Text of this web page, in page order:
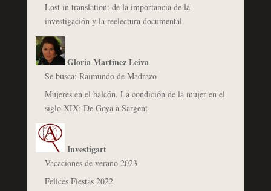
Lost in translation: de la importancia de la
investigación y la reelectura documental
Gloria Martínez Leiva
Se busca: Raimundo de Madrazo
Mujeres en el balcón. La condición de la mujer en el
siglo XIX: De Goya a Sargent
Investigart
Vacaciones de verano 2023
Felices Fiestas 2022